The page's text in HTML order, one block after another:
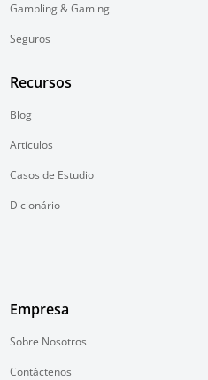
Gambling & Gaming
Seguros
Recursos
Blog
Artículos
Casos de Estudio
Dicionário
Empresa
Sobre Nosotros
Contáctenos